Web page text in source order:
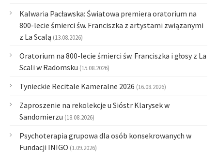
Kalwaria Pacławska: Światowa premiera oratorium na
800-lecie śmierci św. Franciszka z artystami związanymi
z La Scalą (13.08.2026)
Oratorium na 800-lecie śmierci św. Franciszka i głosy z La
Scali w Radomsku (15.08.2026)
Tynieckie Recitale Kameralne 2026 (16.08.2026)
Zaproszenie na rekolekcje u Sióstr Klarysek w
Sandomierzu (18.08.2026)
Psychoterapia grupowa dla osób konsekrowanych w
Fundacji INIGO (1.09.2026)